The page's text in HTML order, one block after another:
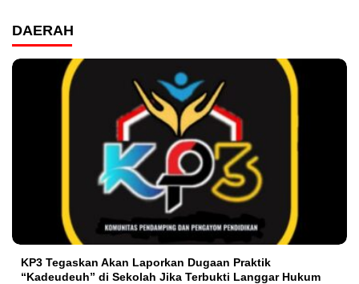
DAERAH
KP3 Tegaskan Akan Laporkan Dugaan Praktik
“Kadeudeuh” di Sekolah Jika Terbukti Langgar Hukum